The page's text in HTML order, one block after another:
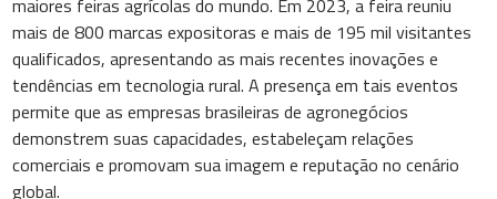
maiores feiras agrícolas do mundo. Em 2023, a feira reuniu
mais de 800 marcas expositoras e mais de 195 mil visitantes
qualificados, apresentando as mais recentes inovações e
tendências em tecnologia rural. A presença em tais eventos
permite que as empresas brasileiras de agronegócios
demonstrem suas capacidades, estabeleçam relações
comerciais e promovam sua imagem e reputação no cenário
global.